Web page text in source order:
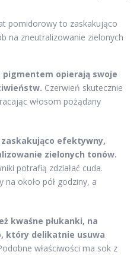
pomidorowy to zaskakująco
na zneutralizowanie zielonych
pigmentem opierają swoje
Czerwień skutecznie
włosom pożądany
efektywny,
zielonych tonów.
potrafią zdziałać cuda.
na około pół godziny, a
kwaśne płukanki, na
który delikatnie usuwa
właściwości ma sok z